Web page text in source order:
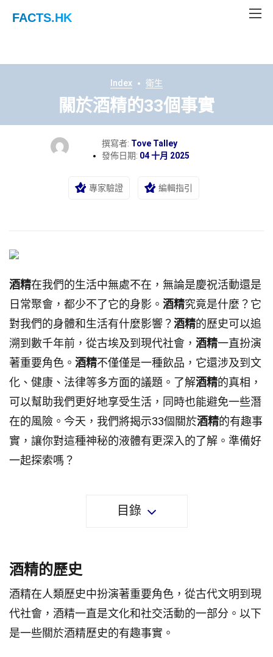
FACTS.HK
Index 衛生
關於酒精的33個事實
撰寫者: Tove Talley
發佈日期: 04 十月 2025
專家驗證 編輯指引
酒精在我們的生活中無處不在，無論是慶祝活動還是
日常聚會，都少不了它的身影。 酒精究竟是什麼？它
對我們的身體和生活有什麼影響？酒精的歷史可以追
溯到數千年前，從古埃及到現代社會， 酒精一直扮演
著重要角色。 酒精不僅僅是一種飲品，它還涉及到文
化、健康、法律等多方面的議題。了解酒精的真相，
可以幫助我們更好地享受生活，同時也能避免一些潛
在的風險。今天，我們將揭示33個關於酒精的有趣事
實，讓你對這種神秘的液體有更深入的了解。準備好
一起探索嗎？
目錄
酒精的歷史
酒精在人類歷史中扮演著重要角色，從古代文明到現
代社會，酒精一直是文化和社交活動的一部分。以下
是一些關於酒精歷史的有趣事實。